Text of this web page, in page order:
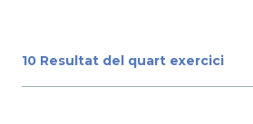
10 Resultat del quart exercici